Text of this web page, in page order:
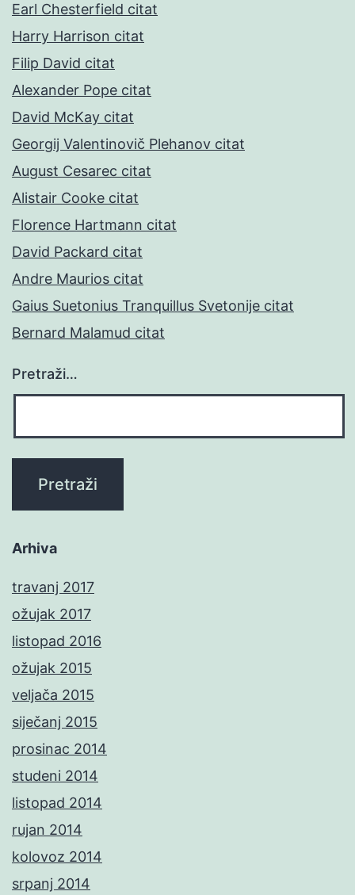
Earl Chesterfield citat
Harry Harrison citat
Filip David citat
Alexander Pope citat
David McKay citat
Georgij Valentinovič Plehanov citat
August Cesarec citat
Alistair Cooke citat
Florence Hartmann citat
David Packard citat
Andre Maurios citat
Gaius Suetonius Tranquillus Svetonije citat
Bernard Malamud citat
Pretraži…
Arhiva
travanj 2017
ožujak 2017
listopad 2016
ožujak 2015
veljača 2015
siječanj 2015
prosinac 2014
studeni 2014
listopad 2014
rujan 2014
kolovoz 2014
srpanj 2014